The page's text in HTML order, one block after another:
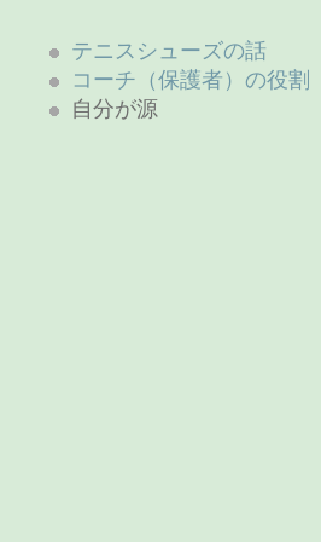
テニスシューズの話
コーチ（保護者）の役割
自分が源